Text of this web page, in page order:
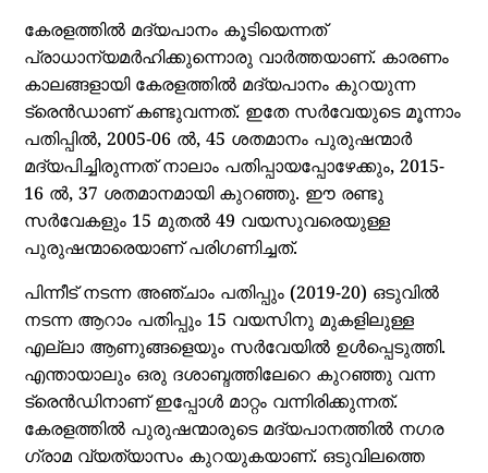
കേരളത്തില്‍ മദ്യപാനം കൂടിയെന്നത്
പ്രാധാന്യമര്‍ഹിക്കുന്നൊരു വാര്‍ത്തയാണ്. കാരണം
കാലങ്ങളായി കേരളത്തില്‍ മദ്യപാനം കുറയുന്ന
ട്രെന്‍ഡാണ് കണ്ടുവന്നത്. ഇതേ സര്‍വേയുടെ മൂന്നാം
പതിപ്പില്‍, 2005-06 ല്‍, 45 ശതമാനം പുരുഷന്മാര്‍
മദ്യപിച്ചിരുന്നത് നാലാം പതിപ്പായപ്പോഴേക്കും, 2015-
16 ല്‍, 37 ശതമാനമായി കുറഞ്ഞു. ഈ രണ്ടു
സര്‍വേകളും 15 മുതല്‍ 49 വയസുവരെയുള്ള
പുരുഷന്മാരെയാണ് പരിഗണിച്ചത്.
പിന്നീട് നടന്ന അഞ്ചാം പതിപ്പും (2019-20) ഒടുവില്‍
നടന്ന ആറാം പതിപ്പും 15 വയസിനു മുകളിലുള്ള
എല്ലാ ആണുങ്ങളെയും സര്‍വേയില്‍ ഉള്‍പ്പെടുത്തി.
എന്തായാലും ഒരു ദശാബ്ദത്തിലേറെ കുറഞ്ഞു വന്ന
ട്രെന്‍ഡിനാണ് ഇപ്പോള്‍ മാറ്റം വന്നിരിക്കുന്നത്.
കേരളത്തില്‍ പുരുഷന്മാരുടെ മദ്യപാനത്തില്‍ നഗര
ഗ്രാമ വ്യത്യാസം കുറയുകയാണ്. ഒടുവിലത്തെ